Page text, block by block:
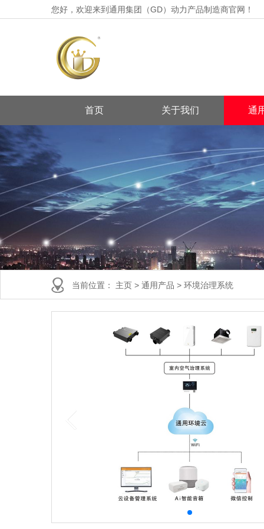
您好，欢迎来到通用集团（GD）动力产品制造商官网！
首页 关于我们 通
当前位置： 主页 > 通用产品 > 环境治理系统